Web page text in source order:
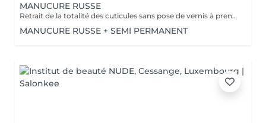
MANUCURE RUSSE
Retrait de la totalité des cuticules sans pose de vernis à prendre en plus
MANUCURE RUSSE + SEMI PERMANENT